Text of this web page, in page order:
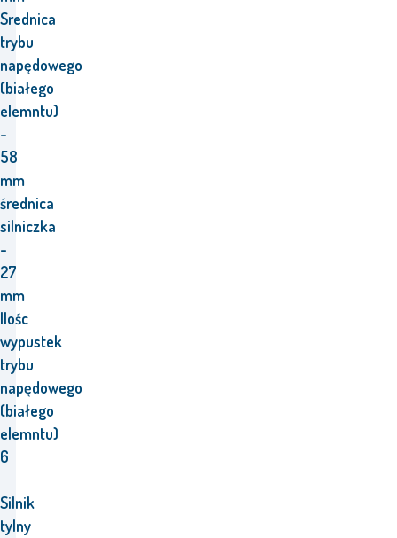
Srednica
trybu
napędowego
(białego
elemntu)
-
58
mm
średnica
silniczka
-
27
mm
Ilośc
wypustek
trybu
napędowego
(białego
elemntu)
6
Silnik
tylny